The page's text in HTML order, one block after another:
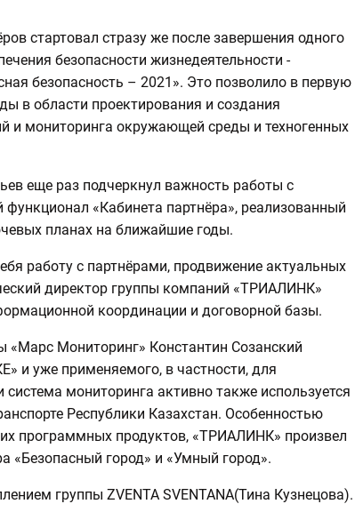
стартовал стразу же после завершения одного
безопасности жизнедеятельности -
безопасность – 2021». Это позволило в первую
в области проектирования и создания
и мониторинга окружающей среды и техногенных
еще раз подчеркнул важность работы с
«Кабинета партнёра», реализованный
планах на ближайшие годы.
работу с партнёрами, продвижение актуальных
директор группы компаний «ТРИАЛИНК»
координации и договорной базы.
Мониторинг» Константин Созанский
и уже применяемого, в частности, для
мониторинга активно также используется
Республики Казахстан. Особенностью
программных продуктов, «ТРИАЛИНК» произвел
«Безопасный город» и «Умный город».
группы ZVENTA SVENTANA(Тина Кузнецова).